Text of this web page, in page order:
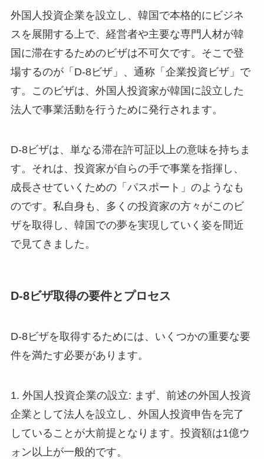
外国人投資企業を設立し、韓国で本格的にビジネ
スを展開する上で、経営者や主要な専門人材が韓
国に滞在するためのビザは不可欠です。そこで登
場するのが「D-8ビザ」、通称「企業投資ビザ」で
す。このビザは、外国人投資家が韓国に設立した
法人で事業活動を行うために発行されます。
D-8ビザは、単なる滞在許可証以上の意味を持ちま
す。それは、投資家が自らの手で事業を指揮し、
成長させていくための「パスポート」のようなも
のです。私自身も、多くの投資家の方々がこのビ
ザを取得し、韓国での夢を実現していく姿を間近
で見てきました。
D-8ビザ取得の要件とプロセス
D-8ビザを取得するためには、いくつかの重要な要
件を満たす必要があります。
1. 外国人投資企業の設立: まず、前述の外国人投資
企業として法人を設立し、外国人投資申告を完了
していることが大前提となります。投資額は1億ウ
ォン以上が一般的です。